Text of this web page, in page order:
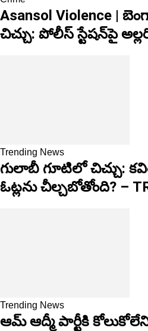
Asansol Violence |
చిచ్చు: పోలీస్ స్టేషన్‌పై
Trending News
గులాబీ గూటిలో చిచ్చు:
ఓట్లను చీల్చబోతోంది? –
Trending News
ఆమ్ ఆద్మీ పార్టీకి